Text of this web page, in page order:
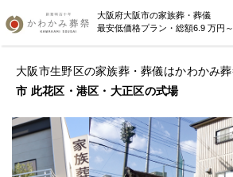
大阪府大阪市の家族葬・葬儀
最安低価格プラン・総額6.9 万円～
大阪市生野区の家族葬・葬儀はかわかみ
市 此花区・港区・大正区の式場